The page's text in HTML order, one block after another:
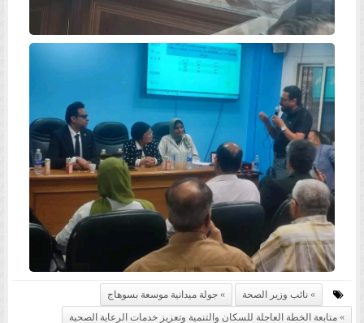
نائب وزير الصحة
جولة ميدانية موسعة بسوهاج
متابعة الخطة العاجلة للسكان والتنمية وتعزيز خدمات الرعاية الصحية